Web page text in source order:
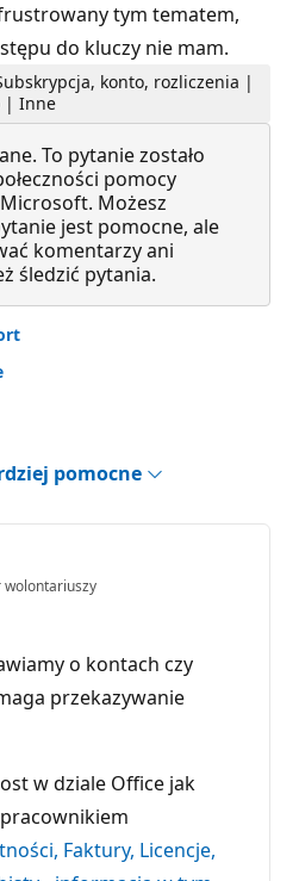
tym tematem,
do kluczy nie mam.
konto, rozliczenia |
| Inne
To pytanie zostało
pomocy
Możesz
jest pomocne, ale
komentarzy ani
śledzić pytania.
pomocne
o kontach czy
przekazywanie
w dziale Office jak
Faktury, Licencje,